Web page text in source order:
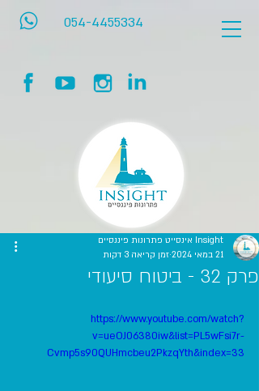
054-4455334
פרק 32 - ביטוח סיעודי
Insight אינסייט פתרונות פיננסיים
21 במאי 2024
זמן קריאה 3 דקות
https://www.youtube.com/watch?
v=ueOJ06380iw&list=PL5wFsi7r-
Cvmp5s90QUHmcbeu2PkzqYth&index=33